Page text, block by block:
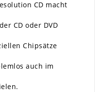
CD macht
CD oder DVD
Chipsätze
auch im